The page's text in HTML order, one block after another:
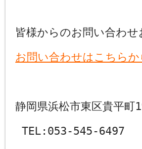
皆様からのお問い合わ
お問い合わせはこちらか
静岡県浜松市東区貴平町
TEL:053-545-6497